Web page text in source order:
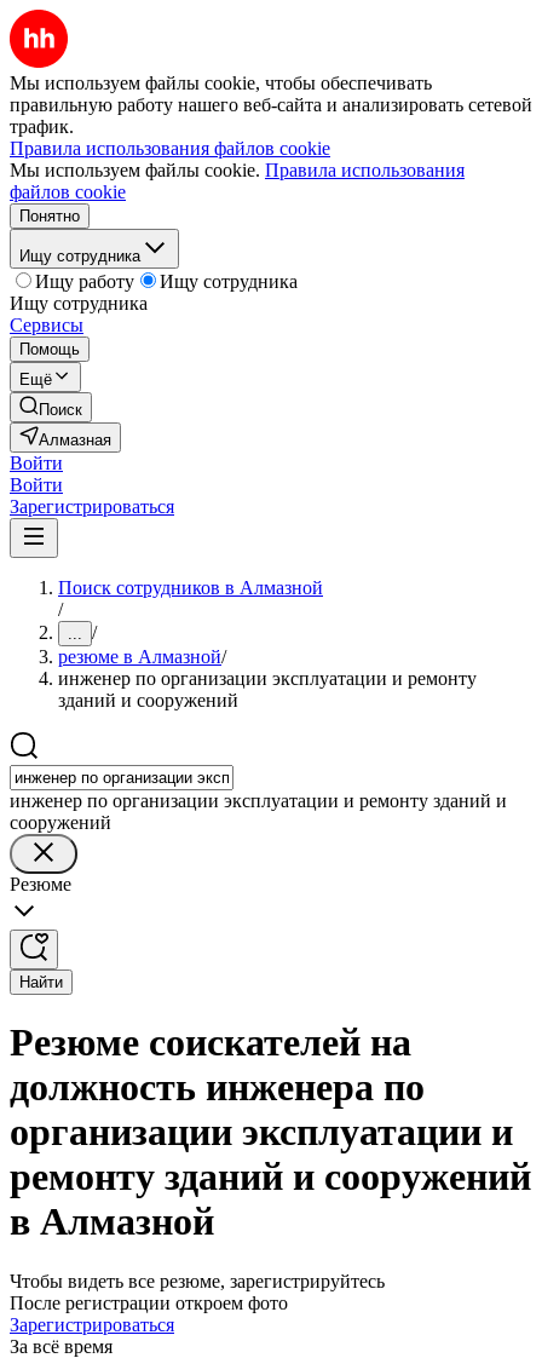
Мы используем файлы cookie, чтобы обеспечивать
правильную работу нашего веб-сайта и анализировать сетевой
трафик.
Правила использования файлов cookie
Мы используем файлы cookie. Правила использования
файлов cookie
Понятно
Ищу сотрудника
Ищу работу
Ищу сотрудника
Ищу сотрудника
Сервисы
Помощь
Ещё
Поиск
Алмазная
Войти
Войти
Зарегистрироваться
Поиск сотрудников в Алмазной
/
... /
резюме в Алмазной/
инженер по организации эксплуатации и ремонту
зданий и сооружений
инженер по организации эксплуатации и ремонту зданий и
сооружений
Резюме
Найти
Резюме соискателей на
должность инженера по
организации эксплуатации и
ремонту зданий и сооружений
в Алмазной
Чтобы видеть все резюме, зарегистрируйтесь
После регистрации откроем фото
Зарегистрироваться
За всё время